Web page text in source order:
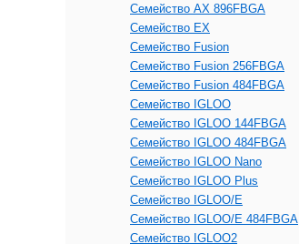
Семейство AX 896FBGA
Семейство EX
Семейство Fusion
Семейство Fusion 256FBGA
Семейство Fusion 484FBGA
Семейство IGLOO
Семейство IGLOO 144FBGA
Семейство IGLOO 484FBGA
Семейство IGLOO Nano
Семейство IGLOO Plus
Семейство IGLOO/e
Семейство IGLOO/e 484FBGA
Семейство IGLOO2